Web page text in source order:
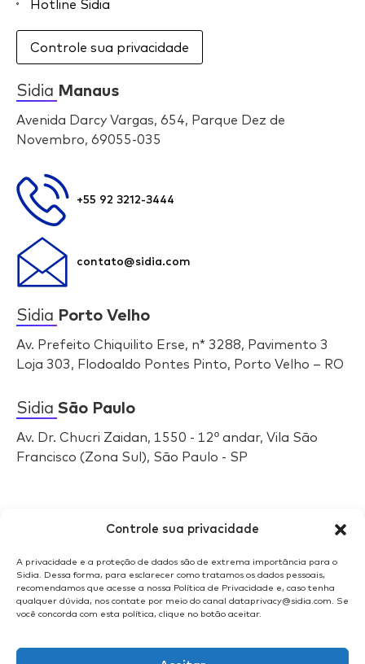
Controle sua privacidade
A privacidade e a proteção de dados são de extrema importância para o
Sidia. Dessa forma, para esclarecer como tratamos os dados pessoais,
recomendamos que acesse a nossa Política de Privacidade e, caso tenha
qualquer dúvida, nos contate por meio do canal dataprivacy@sidia.com. Se
você concorda com esta política, clique no botão aceitar.
Hotline Sidia
Controle sua privacidade
Sidia Manaus
Avenida Darcy Vargas, 654, Parque Dez de
Novembro, 69055-035
+55 92 3212-3444
contato@sidia.com
Sidia Porto Velho
Av. Prefeito Chiquilito Erse, n* 3288, Pavimento 3
Loja 303, Flodoaldo Pontes Pinto, Porto Velho – RO
Sidia São Paulo
Av. Dr. Chucri Zaidan, 1550 - 12º andar, Vila São
Francisco (Zona Sul), São Paulo - SP